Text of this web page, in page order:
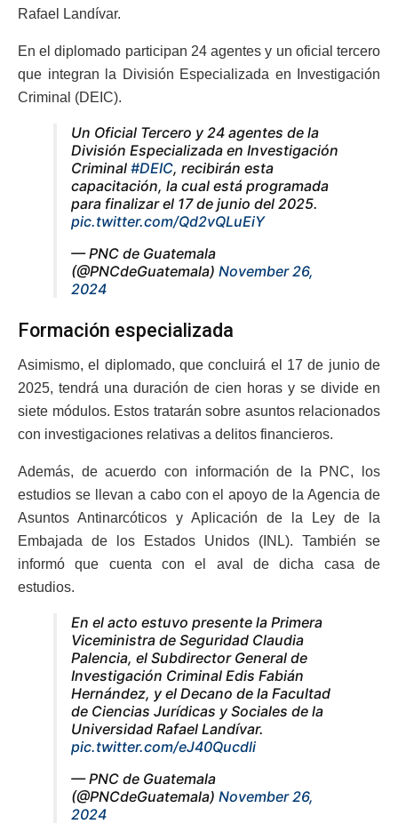
Rafael Landívar.
En el diplomado participan 24 agentes y un oficial tercero
que integran la División Especializada en Investigación
Criminal (DEIC).
Un Oficial Tercero y 24 agentes de la
División Especializada en Investigación
Criminal #DEIC, recibirán esta
capacitación, la cual está programada
para finalizar el 17 de junio del 2025.
pic.twitter.com/Qd2vQLuEiY
— PNC de Guatemala
(@PNCdeGuatemala) November 26,
2024
Formación especializada
Asimismo, el diplomado, que concluirá el 17 de junio de
2025, tendrá una duración de cien horas y se divide en
siete módulos. Estos tratarán sobre asuntos relacionados
con investigaciones relativas a delitos financieros.
Además, de acuerdo con información de la PNC, los
estudios se llevan a cabo con el apoyo de la Agencia de
Asuntos Antinarcóticos y Aplicación de la Ley de la
Embajada de los Estados Unidos (INL). También se
informó que cuenta con el aval de dicha casa de
estudios.
En el acto estuvo presente la Primera
Viceministra de Seguridad Claudia
Palencia, el Subdirector General de
Investigación Criminal Edis Fabián
Hernández, y el Decano de la Facultad
de Ciencias Jurídicas y Sociales de la
Universidad Rafael Landívar.
pic.twitter.com/eJ40Qucdli
— PNC de Guatemala
(@PNCdeGuatemala) November 26,
2024